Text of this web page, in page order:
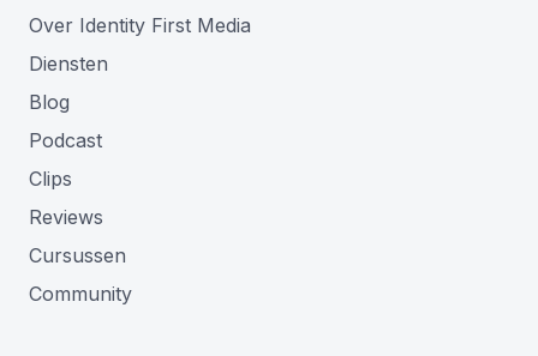
Over Identity First Media
Diensten
Blog
Podcast
Clips
Reviews
Cursussen
Community